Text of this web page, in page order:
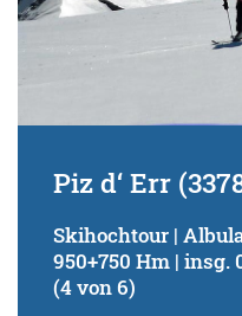
Piz d‘ Err
Skihochtour |
950+750 Hm | insg.
(4 von 6)